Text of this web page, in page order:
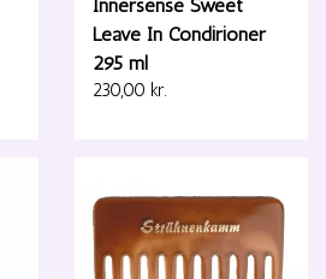
Innersense Sweet
Leave In Condirioner
295 ml
230,00 kr.